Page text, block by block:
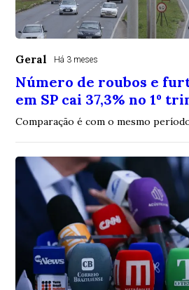
Geral Há 3 meses
Número de roubos e
em SP cai 37,3% no 1º
Comparação é com o mesmo